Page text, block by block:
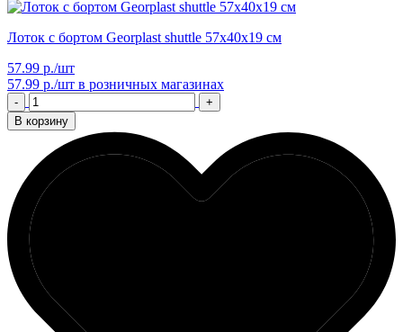
Лоток с бортом Georplast shuttle 57х40х19 см
57.99 р./шт
57.99 р./шт в розничных магазинах
-
+
В корзину